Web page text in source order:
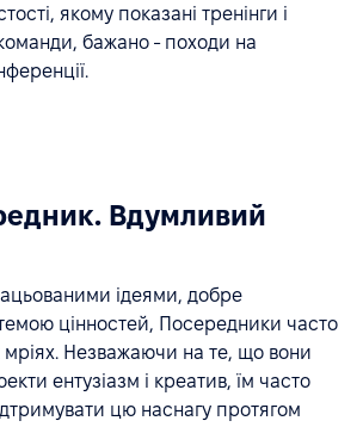
якому показані тренінги і
бажано - походи на
Вдумливий
ідеями, добре
цінностей, Посередники часто
мріях. Незважаючи на те, що вони
ентузіазм і креатив, їм часто
цю наснагу протягом